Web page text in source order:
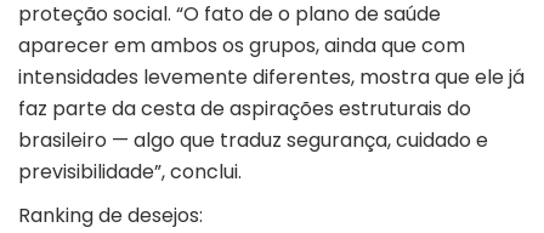
proteção social. “O fato de o plano de saúde
aparecer em ambos os grupos, ainda que com
intensidades levemente diferentes, mostra que ele já
faz parte da cesta de aspirações estruturais do
brasileiro — algo que traduz segurança, cuidado e
previsibilidade”, conclui.
Ranking de desejos: